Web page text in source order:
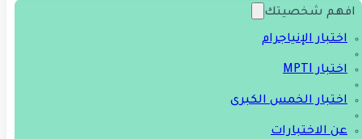
افهم شخصيتك
اختبار الإنياجرام
اختبار MPTI
اختبار الخمس الكبرى
عن الاختبارات